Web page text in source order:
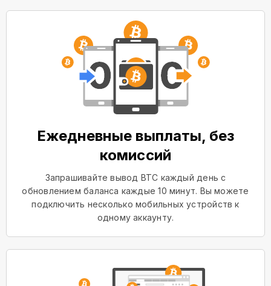
Ежедневные выплаты, без
комиссий
Запрашивайте вывод BTC каждый день с
обновлением баланса каждые 10 минут. Вы можете
подключить несколько мобильных устройств к
одному аккаунту.